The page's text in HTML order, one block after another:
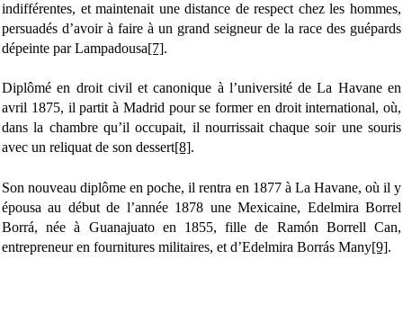
indifférentes, et maintenait une distance de respect chez les hommes,
persuadés d’avoir à faire à un grand seigneur de la race des guépards
dépeinte par Lampadousa[7].
Diplômé en droit civil et canonique à l’université de La Havane en
avril 1875, il partit à Madrid pour se former en droit international, où,
dans la chambre qu’il occupait, il nourrissait chaque soir une souris
avec un reliquat de son dessert[8].
Son nouveau diplôme en poche, il rentra en 1877 à La Havane, où il y
épousa au début de l’année 1878 une Mexicaine, Edelmira Borrel
Borrá, née à Guanajuato en 1855, fille de Ramón Borrell Can,
entrepreneur en fournitures militaires, et d’Edelmira Borrás Many[9].